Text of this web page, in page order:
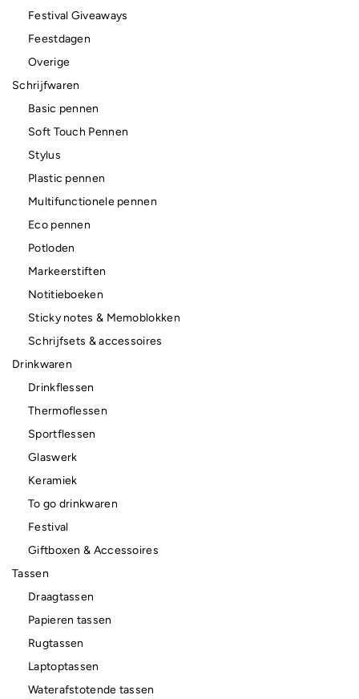
Festival Giveaways
Feestdagen
Overige
Schrijfwaren
Basic pennen
Soft Touch Pennen
Stylus
Plastic pennen
Multifunctionele pennen
Eco pennen
Potloden
Markeerstiften
Notitieboeken
Sticky notes & Memoblokken
Schrijfsets & accessoires
Drinkwaren
Drinkflessen
Thermoflessen
Sportflessen
Glaswerk
Keramiek
To go drinkwaren
Festival
Giftboxen & Accessoires
Tassen
Draagtassen
Papieren tassen
Rugtassen
Laptoptassen
Waterafstotende tassen